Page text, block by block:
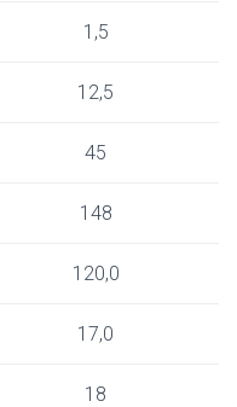
1,5
12,5
45
148
120,0
17,0
18